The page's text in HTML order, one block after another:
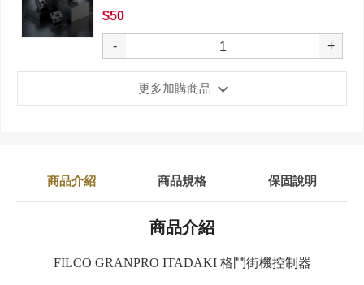
$50
- +
更多加購商品
商品介紹 商品規格 保固說明
商品介紹
FILCO GRANPRO ITADAKI 格鬥街機控制器